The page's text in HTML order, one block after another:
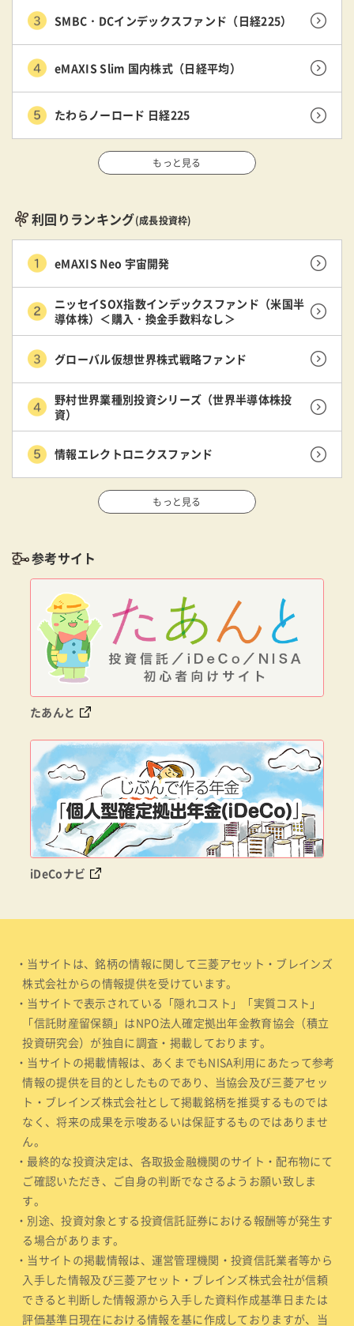
SMBC・DCインデックスファンド（日経225）
eMAXIS Slim 国内株式（日経平均）
たわらノーロード 日経225
もっと見る
利回りランキング(成長投資枠)
eMAXIS Neo 宇宙開発
ニッセイSOX指数インデックスファンド（米国半
導体株）＜購入・換金手数料なし＞
グローバル仮想世界株式戦略ファンド
野村世界業種別投資シリーズ（世界半導体株投
資）
情報エレクトロニクスファンド
もっと見る
参考サイト
たあんと
iDeCoナビ
・当サイトは、銘柄の情報に関して三菱アセット・ブレインズ
株式会社からの情報提供を受けています。
・当サイトで表示されている「隠れコスト」「実質コスト」
「信託財産留保額」はNPO法人確定拠出年金教育協会（積立
投資研究会）が独自に調査・掲載しております。
・当サイトの掲載情報は、あくまでもNISA利用にあたって参考
情報の提供を目的としたものであり、当協会及び三菱アセッ
ト・ブレインズ株式会社として掲載銘柄を推奨するものでは
なく、将来の成果を示唆あるいは保証するものではありませ
ん。
・最終的な投資決定は、各取扱金融機関のサイト・配布物にて
ご確認いただき、ご自身の判断でなさるようお願い致しま
す。
・別途、投資対象とする投資信託証券における報酬等が発生す
る場合があります。
・当サイトの掲載情報は、運営管理機関・投資信託業者等から
入手した情報及び三菱アセット・ブレインズ株式会社が信頼
できると判断した情報源から入手した資料作成基準日または
評価基準日現在における情報を基に作成しておりますが、当